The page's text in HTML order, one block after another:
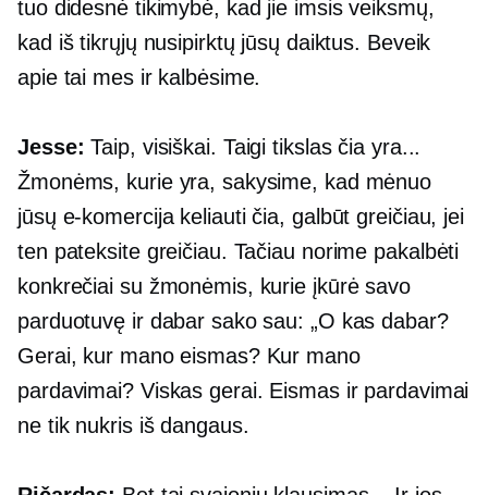
tuo didesnė tikimybė, kad jie imsis veiksmų,
kad iš tikrųjų nusipirktų jūsų daiktus. Beveik
apie tai mes ir kalbėsime.
Jesse: Taip, visiškai. Taigi tikslas čia yra...
Žmonėms, kurie yra, sakysime, kad mėnuo
jūsų e-komercijakeliauti čia, galbūt greičiau, jei
ten pateksite greičiau. Tačiau norime pakalbėti
konkrečiai su žmonėmis, kurie įkūrė savo
parduotuvę ir dabar sako sau: „O kas dabar?
Gerai, kur mano eismas? Kur mano
pardavimai? Viskas gerai. Eismas ir pardavimai
ne tik nukris iš dangaus.